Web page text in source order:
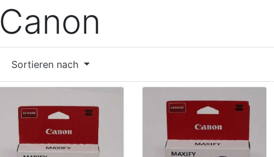
Canon
Sortieren nach